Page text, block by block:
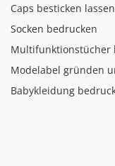
Caps besticken lassen
Socken bedrucken
Multifunktionstücher
Modelabel gründen
Babykleidung